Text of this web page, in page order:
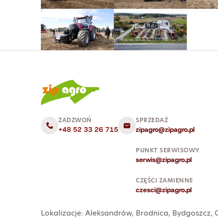
ZADZWOŃ
+48 52 33 26 715
SPRZEDAŻ
zipagro@zipagro.pl
PUNKT SERWISOWY
serwis@zipagro.pl
CZĘŚCI ZAMIENNE
czesci@zipagro.pl
Lokalizacje: Aleksandrów, Brodnica, Bydgoszcz,